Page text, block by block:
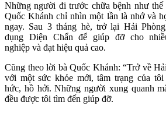
Những người đi trước chữa bệnh như thế
Quốc Khánh chỉ nhìn một lần là nhớ và
ngay. Sau 3 tháng hè, trở lại Hải
dụng Diện Chẩn để giúp đỡ cho
nghiệp và đạt hiệu quả cao.
Cũng theo lời bà Quốc Khánh: “Trở về
với một sức khỏe mới, tâm trạng của tôi
hức, hồ hởi. Những người xung quanh
đều được tôi tìm đến giúp đỡ.